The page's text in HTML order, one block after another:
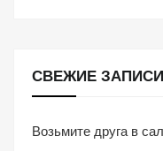
СВЕЖИЕ ЗАПИСИ
Возьмите друга в